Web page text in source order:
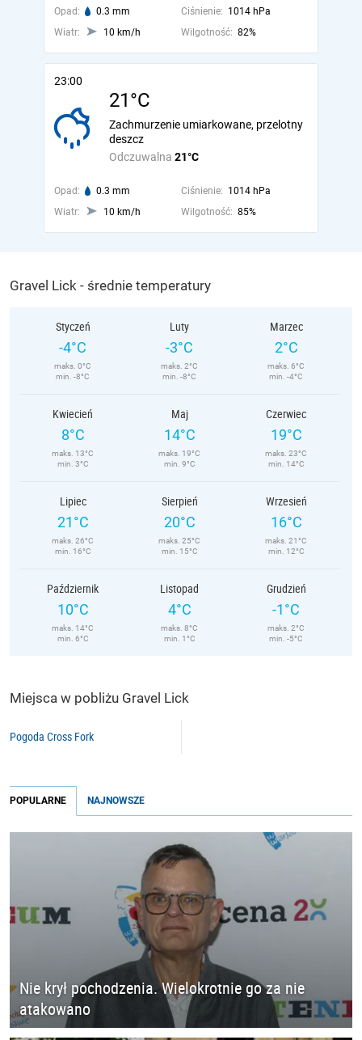
Opad: 0.3 mm Ciśnienie: 1014 hPa
Wiatr:
10 km/h Wilgotność: 82%
23:00
21°C
Odczuwalna 21°C
Zachmurzenie umiarkowane, przelotny
deszcz
Opad: 0.3 mm Ciśnienie: 1014 hPa
Wiatr:
10 km/h Wilgotność: 85%
Gravel Lick - średnie temperatury
Styczeń
-4°C
maks. 0°C
min. -8°C
Luty
-3°C
maks. 2°C
min. -8°C
Marzec
2°C
maks. 6°C
min. -4°C
Kwiecień
8°C
maks. 13°C
min. 3°C
Maj
14°C
maks. 19°C
min. 9°C
Czerwiec
19°C
maks. 23°C
min. 14°C
Lipiec
21°C
maks. 26°C
min. 16°C
Sierpień
20°C
maks. 25°C
min. 15°C
Wrzesień
16°C
maks. 21°C
min. 12°C
Październik
10°C
maks. 14°C
min. 6°C
Listopad
4°C
maks. 8°C
min. 1°C
Grudzień
-1°C
maks. 2°C
min. -5°C
Miejsca w pobliżu Gravel Lick
Pogoda Cross Fork
POPULARNE NAJNOWSZE
Nie krył pochodzenia. Wielokrotnie go za nie
atakowano